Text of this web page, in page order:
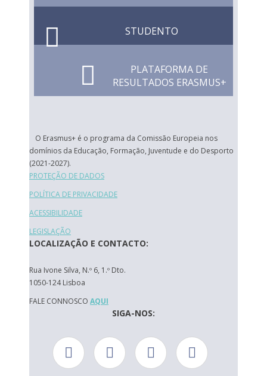
STUDENTO
PLATAFORMA DE
RESULTADOS ERASMUS+
O Erasmus+ é o programa da Comissão Europeia nos
domínios da Educação, Formação, Juventude e do Desporto
(2021-2027).
PROTEÇÃO DE DADOS
POLÍTICA DE PRIVACIDADE
ACESSIBILIDADE
LEGISLAÇÃO
LOCALIZAÇÃO E CONTACTO:
Rua Ivone Silva, N.º 6, 1.º Dto.
1050-124 Lisboa
FALE CONNOSCO AQUI
SIGA-NOS: